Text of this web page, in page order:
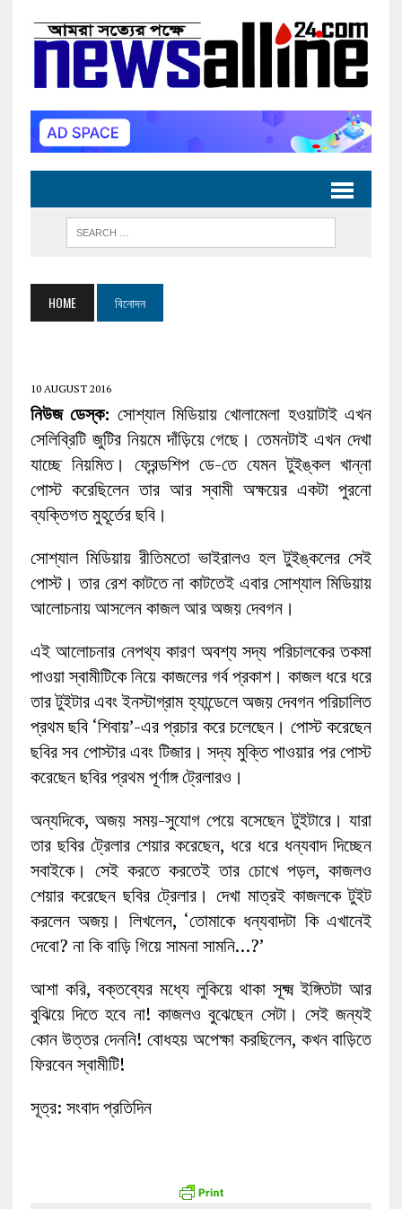
HOME বিনোদন
10 AUGUST 2016
নিউজ ডেস্ক: সোশ্যাল মিডিয়ায় খোলামেলা হওয়াটাই এখন
সেলিব্রিটি জুটির নিয়মে দাঁড়িয়ে গেছে। তেমনটাই এখন দেখা
যাচ্ছে নিয়মিত। ফ্রেন্ডশিপ ডে-তে যেমন টুইঙ্কল খান্না
পোস্ট করেছিলেন তার আর স্বামী অক্ষয়ের একটা পুরনো
ব্যক্তিগত মুহূর্তের ছবি।
সোশ্যাল মিডিয়ায় রীতিমতো ভাইরালও হল টুইঙ্কলের সেই
পোস্ট। তার রেশ কাটতে না কাটতেই এবার সোশ্যাল মিডিয়ায়
আলোচনায় আসলেন কাজল আর অজয় দেবগন।
এই আলোচনার নেপথ্য কারণ অবশ্য সদ্য পরিচালকের তকমা
পাওয়া স্বামীটিকে নিয়ে কাজলের গর্ব প্রকাশ। কাজল ধরে ধরে
তার টুইটার এবং ইনস্টাগ্রাম হ্যান্ডেলে অজয় দেবগন পরিচালিত
প্রথম ছবি ‘শিবায়’-এর প্রচার করে চলেছেন। পোস্ট করেছেন
ছবির সব পোস্টার এবং টিজার। সদ্য মুক্তি পাওয়ার পর পোস্ট
করেছেন ছবির প্রথম পূর্ণাঙ্গ ট্রেলারও।
অন্যদিকে, অজয় সময়-সুযোগ পেয়ে বসেছেন টুইটারে। যারা
তার ছবির ট্রেলার শেয়ার করেছেন, ধরে ধরে ধন্যবাদ দিচ্ছেন
সবাইকে। সেই করতে করতেই তার চোখে পড়ল, কাজলও
শেয়ার করেছেন ছবির ট্রেলার। দেখা মাত্রই কাজলকে টুইট
করলেন অজয়। লিখলেন, ‘তোমাকে ধন্যবাদটা কি এখানেই
দেবো? না কি বাড়ি গিয়ে সামনা সামনি…?’
আশা করি, বক্তব্যের মধ্যে লুকিয়ে থাকা সূক্ষ্ম ইঙ্গিতটা আর
বুঝিয়ে দিতে হবে না! কাজলও বুঝেছেন সেটা। সেই জন্যই
কোন উত্তর দেননি! বোধহয় অপেক্ষা করছিলেন, কখন বাড়িতে
ফিরবেন স্বামীটি!
সূত্র: সংবাদ প্রতিদিন